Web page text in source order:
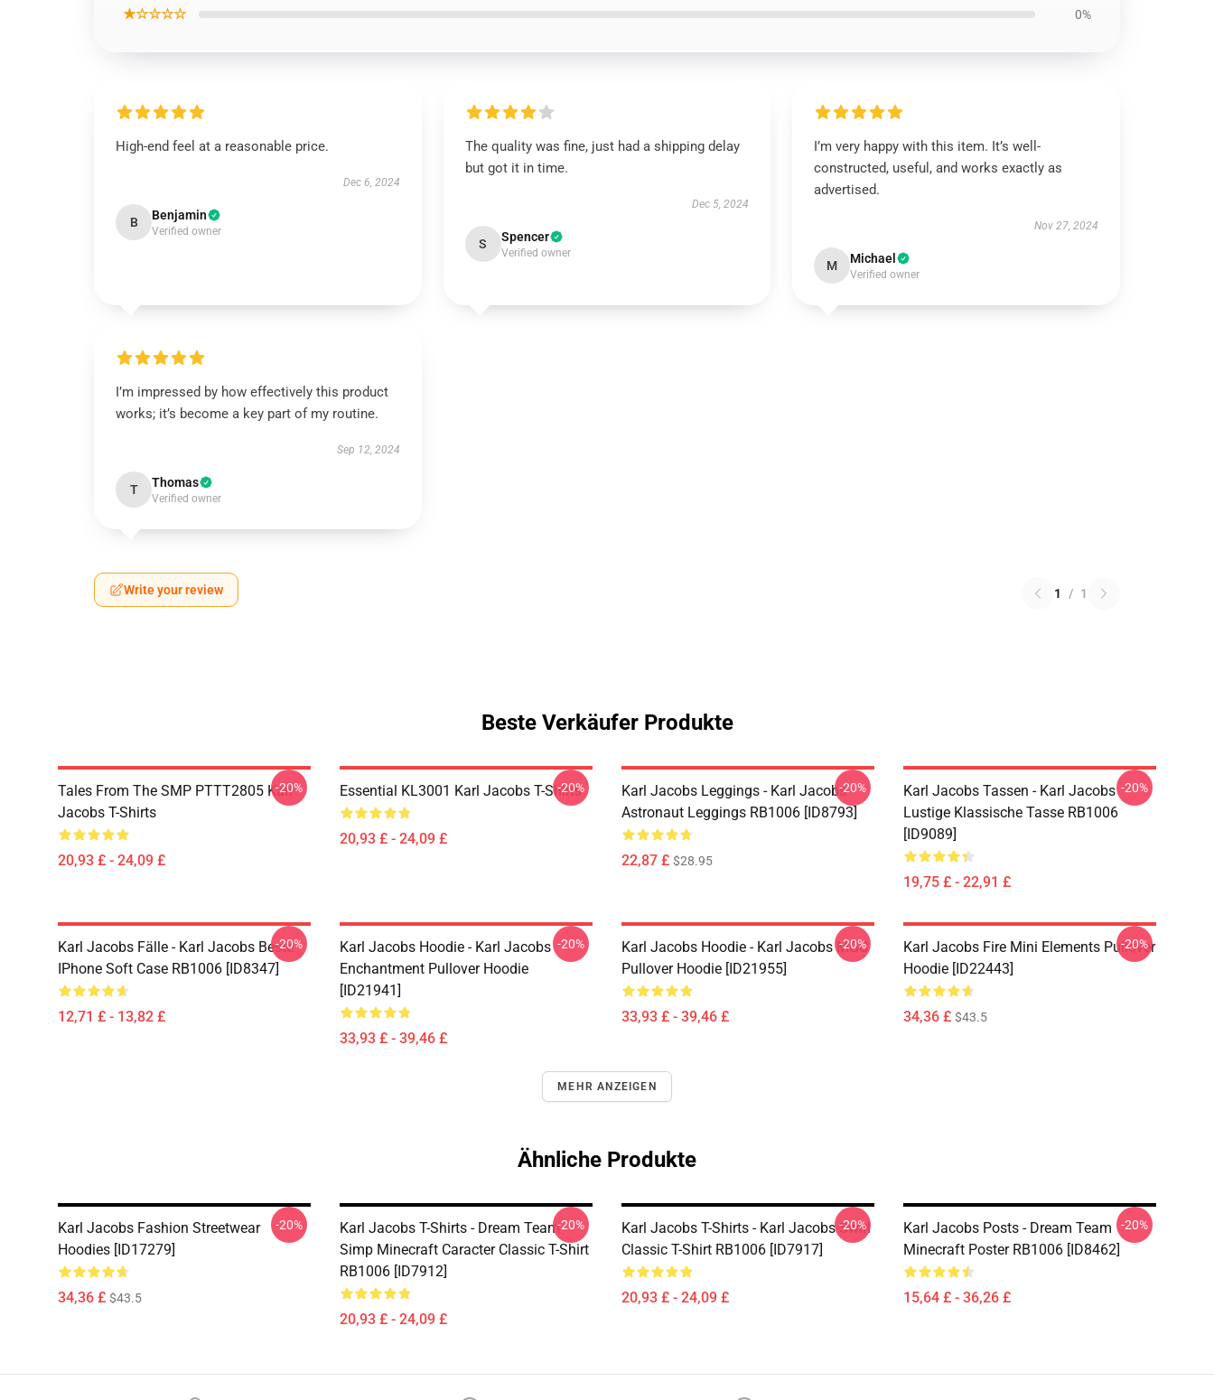
★☆☆☆☆ 0%
High-end feel at a reasonable price.
Dec 6, 2024
B Benjamin
Verified owner
The quality was fine, just had a shipping delay
but got it in time.
Dec 5, 2024
S Spencer
Verified owner
I’m very happy with this item. It’s well-
constructed, useful, and works exactly as
advertised.
Nov 27, 2024
M Michael
Verified owner
I’m impressed by how effectively this product
works; it’s become a key part of my routine.
Sep 12, 2024
T Thomas
Verified owner
Write your review 1 / 1
Beste Verkäufer Produkte
Tales From The SMP PTTT2805 Karl
Jacobs T-Shirts
20,93 £ - 24,09 £
-20% Essential KL3001 Karl Jacobs T-Shirts
20,93 £ - 24,09 £
-20%
Karl Jacobs Leggings - Karl Jacobs
Astronaut Leggings RB1006 [ID8793]
22,87 £ $28.95
-20%
Karl Jacobs Tassen - Karl Jacobs
Lustige Klassische Tasse RB1006
[ID9089]
19,75 £ - 22,91 £
-20%
Karl Jacobs Fälle - Karl Jacobs Beste
IPhone Soft Case RB1006 [ID8347]
12,71 £ - 13,82 £
-20%
Karl Jacobs Hoodie - Karl Jacobs
Enchantment Pullover Hoodie
[ID21941]
33,93 £ - 39,46 £
-20%
Karl Jacobs Hoodie - Karl Jacobs MGC
Pullover Hoodie [ID21955]
33,93 £ - 39,46 £
-20%
Karl Jacobs Fire Mini Elements Pullover
Hoodie [ID22443]
34,36 £ $43.5
-20%
MEHR ANZEIGEN
Ähnliche Produkte
Karl Jacobs Fashion Streetwear
Hoodies [ID17279]
34,36 £ $43.5
-20%
Karl Jacobs T-Shirts - Dream Team
Simp Minecraft Caracter Classic T-Shirt
RB1006 [ID7912]
20,93 £ - 24,09 £
-20%
Karl Jacobs T-Shirts - Karl Jacobs Swirl
Classic T-Shirt RB1006 [ID7917]
20,93 £ - 24,09 £
-20%
Karl Jacobs Posts - Dream Team
Minecraft Poster RB1006 [ID8462]
15,64 £ - 36,26 £
-20%